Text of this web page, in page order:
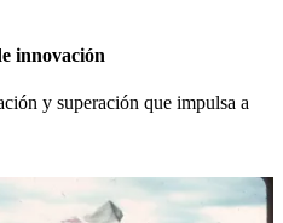
innovación
y superación que impulsa a